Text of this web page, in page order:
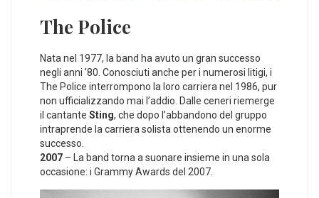
The Police
Nata nel 1977, la band ha avuto un gran successo
negli anni ’80. Conosciuti anche per i numerosi litigi, i
The Police interrompono la loro carriera nel 1986, pur
non ufficializzando mai l’addio. Dalle ceneri riemerge
il cantante Sting, che dopo l’abbandono del gruppo
intraprende la carriera solista ottenendo un enorme
successo.
2007 – La band torna a suonare insieme in una sola
occasione: i Grammy Awards del 2007.